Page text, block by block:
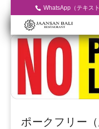
WhatsApp（テキスト
ポークフリー